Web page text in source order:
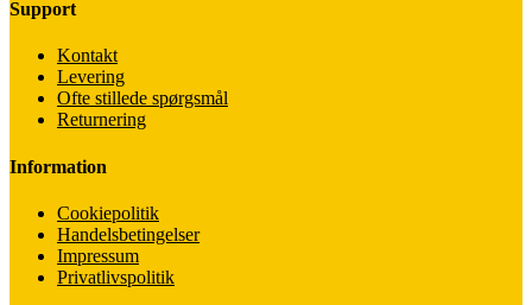
Support
Kontakt
Levering
Ofte stillede spørgsmål
Returnering
Information
Cookiepolitik
Handelsbetingelser
Impressum
Privatlivspolitik